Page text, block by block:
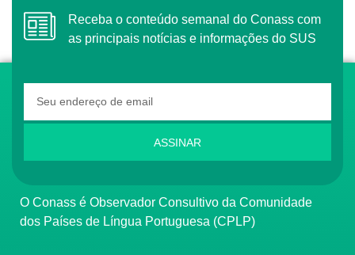
Receba o conteúdo semanal do Conass com
as principais notícias e informações do SUS
ASSINAR
O Conass é Observador Consultivo da Comunidade
dos Países de Língua Portuguesa (CPLP)